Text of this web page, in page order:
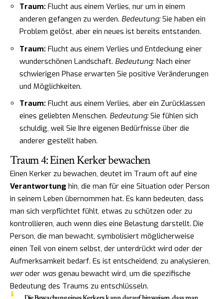
Traum: Flucht aus einem Verlies, nur um in einem
anderen gefangen zu werden. Bedeutung:Sie haben ein
Problem gelöst, aber ein neues ist bereits entstanden.
Traum: Flucht aus einem Verlies und Entdeckung einer
wunderschönen Landschaft. Bedeutung:Nach einer
schwierigen Phase erwarten Sie positive Veränderungen
und Möglichkeiten.
Traum: Flucht aus einem Verlies, aber ein Zurücklassen
eines geliebten Menschen. Bedeutung:Sie fühlen sich
schuldig, weil Sie Ihre eigenen Bedürfnisse über die
anderer gestellt haben.
Traum 4: Einen Kerker bewachen
Einen Kerker zu bewachen, deutet im Traum oft auf eine
Verantwortung hin, die man für eine Situation oder Person
in seinem Leben übernommen hat. Es kann bedeuten, dass
man sich verpflichtet fühlt, etwas zu schützen oder zu
kontrollieren, auch wenn dies eine Belastung darstellt. Die
Person, die man bewacht, symbolisiert möglicherweise
einen Teil von einem selbst, der unterdrückt wird oder der
Aufmerksamkeit bedarf. Es ist entscheidend, zu analysieren,
weroder was genau bewacht wird, um die spezifische
Bedeutung des Traums zu entschlüsseln.